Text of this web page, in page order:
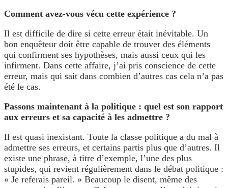
Comment avez-vous vécu cette expérience ?
Il est difficile de dire si cette erreur était inévitable. Un
bon enquêteur doit être capable de trouver des éléments
qui confirment ses hypothèses, mais aussi ceux qui les
infirment. Dans cette affaire, j’ai pris conscience de cette
erreur, mais qui sait dans combien d’autres cas cela n’a pas
été le cas.
Passons maintenant à la politique : quel est son rapport
aux erreurs et sa capacité à les admettre ?
Il est quasi inexistant. Toute la classe politique a du mal à
admettre ses erreurs, et certains partis plus que d’autres. Il
existe une phrase, à titre d’exemple, l’une des plus
stupides, qui revient régulièrement dans le débat politique :
« Je referais pareil. » Beaucoup le disent, même des